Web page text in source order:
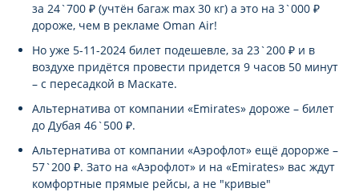
за 24`700 ₽ (учтён багаж max 30 кг) а это на 3`000 ₽
дороже, чем в рекламе Oman Air!
Но уже 5-11-2024 билет подешевле, за 23`200 ₽ и в
воздухе придётся провести придется 9 часов 50 минут
– с пересадкой в Маскате.
Альтернатива от компании «Emirates» дороже – билет
до Дубая 46`500 ₽.
Альтернатива от компании «Аэрофлот» ещё дорорже –
57`200 ₽. Зато на «Аэрофлот» и на «Emirates» вас ждут
комфортные прямые рейсы, а не "кривые"